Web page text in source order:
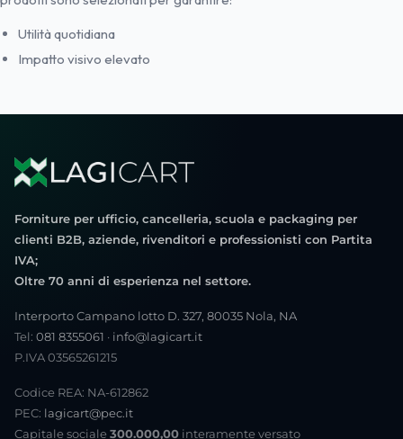
Utilità quotidiana
Impatto visivo elevato
Forniture per ufficio, cancelleria, scuola e packaging per
clienti B2B, aziende, rivenditori e professionisti con Partita
IVA;
Oltre 70 anni di esperienza nel settore.
Interporto Campano lotto D. 327, 80035 Nola, NA
Tel: 081 8355061 · info@lagicart.it
P.IVA 03565261215
Codice REA: NA-612862
PEC: lagicart@pec.it
Capitale sociale 300.000,00 interamente versato